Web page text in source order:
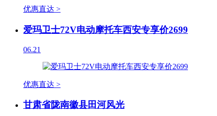
优惠直达 >
爱玛卫士72V电动摩托车西安专享价2699
06.21
优惠直达 >
甘肃省陇南徽县田河风光